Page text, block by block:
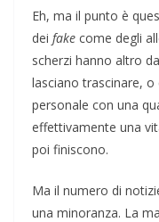
Eh, ma il punto è
dei fake come degli
scherzi hanno altro
lasciano trascinare,
personale con una
effettivamente una
poi finiscono.
Ma il numero di
una minoranza. La